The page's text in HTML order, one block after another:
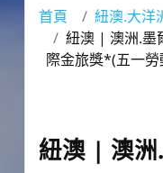
首頁 紐澳.大洋
紐澳 | 澳洲.墨
際金旅獎*(五一勞
紐澳 | 澳洲